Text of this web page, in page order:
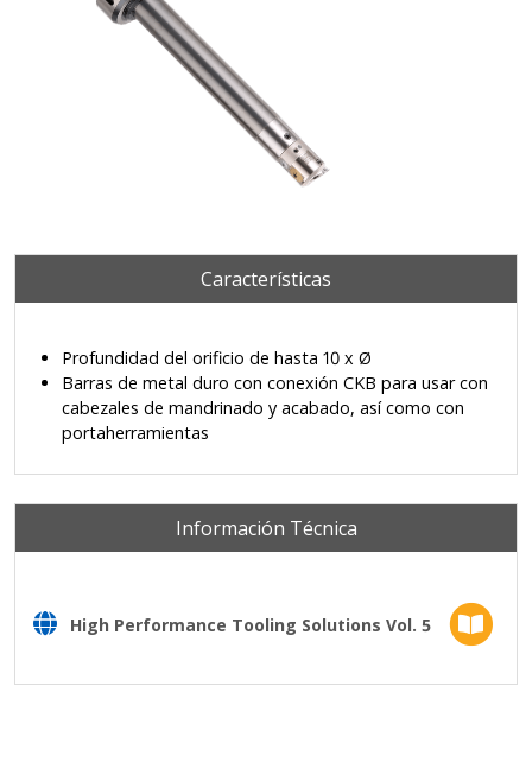
Características
Profundidad del orificio de hasta 10 x Ø
Barras de metal duro con conexión CKB para usar con
cabezales de mandrinado y acabado, así como con
portaherramientas
Información Técnica
High Performance Tooling Solutions Vol. 5